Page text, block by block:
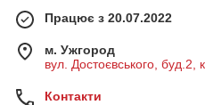
Працює з 20.07.2022
м. Ужгород
вул. Достоєвського, буд.2,
Контакти